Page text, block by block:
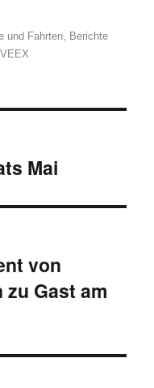
und Fahrten, Berichte
VEEX
Mai
von
Gast am